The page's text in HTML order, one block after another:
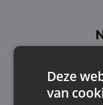
Schrijf je in
hoogte van het
Wij
onnodige
Deze
van